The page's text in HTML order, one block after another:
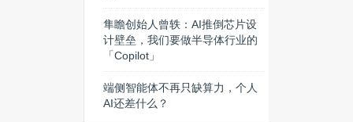
隼瞻创始人曾轶：AI推倒芯片设
计壁垒，我们要做半导体行业的
「Copilot」
端侧智能体不再只缺算力，个人
AI还差什么？